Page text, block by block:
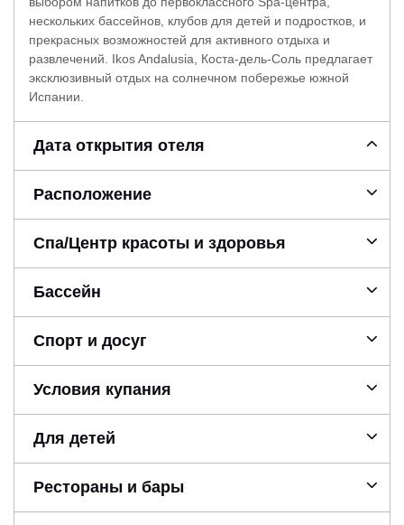
нескольких бассейнов, клубов для детей и подростков, и
прекрасных возможностей для активного отдыха и
развлечений. Ikos Andalusia, Коста-дель-Соль предлагает
эксклюзивный отдых на солнечном побережье южной
Испании.
Дата открытия отеля
Расположение
Спа/Центр красоты и здоровья
Бассейн
Спорт и досуг
Условия купания
Для детей
Рестораны и бары